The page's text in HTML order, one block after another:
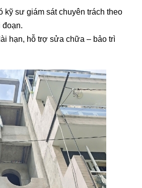
kỹ sư giám sát chuyên trách theo
đoạn.
hạn, hỗ trợ sửa chữa – bảo trì